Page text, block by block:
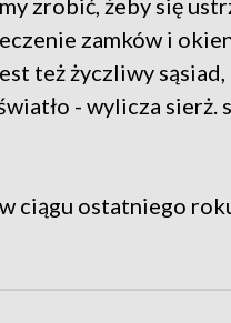
zrobić, żeby się
zamków i
też życzliwy
- wylicza sierż.
ciągu ostatniego